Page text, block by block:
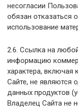
несогласии
обязан отказаться
использование
2.6. Ссылка на
информацию
характера, включая
Сайте, не являются
данных продуктов
Владелец Сайта не